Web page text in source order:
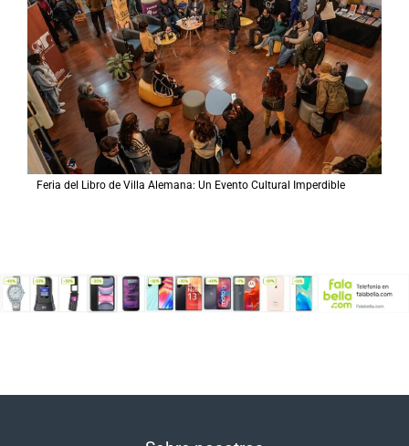
Feria del Libro de Villa Alemana: Un Evento Cultural Imperdible